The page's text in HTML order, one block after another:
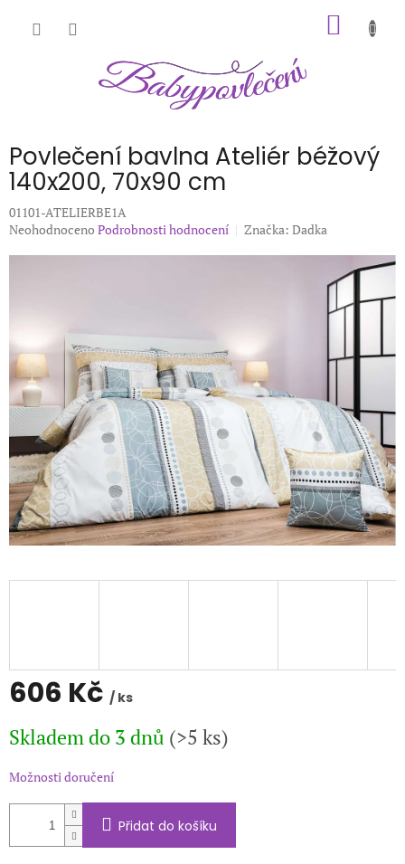
Povlečení bavlna Ateliér béžový
140x200, 70x90 cm
01101-ATELIERBE1A
Průměrné
hvězdiček.
Neohodnoceno Podrobnosti hodnocení Značka: Dadka
606 Kč / ks
cena:
Skladem do 3 dnů (>5 ks)
Možnosti doručení
Přidat do košíku